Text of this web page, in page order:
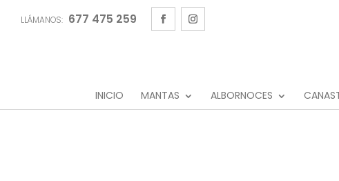
LLÁMANOS: 677 475 259
INICIO MANTAS ALBORNOCES